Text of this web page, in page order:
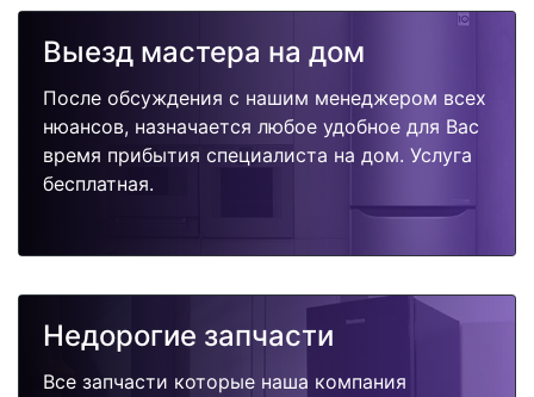
поломок.
Выезд мастера на дом
После обсуждения с нашим менеджером всех
нюансов, назначается любое удобное для Вас
время прибытия специалиста на дом. Услуга
бесплатная.
Недорогие запчасти
Все запчасти которые наша компания